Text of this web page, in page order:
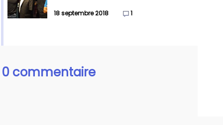
18 septembre 2018 1
0 commentaire